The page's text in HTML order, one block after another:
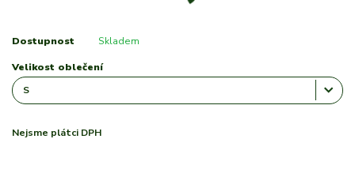
Dostupnost Skladem
Velikost oblečení
Nejsme plátci DPH